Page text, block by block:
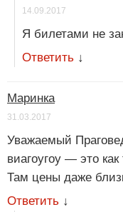
14.09.2017
Я билетами не
Ответить ↓
Маринка
31.03.2017
Уважаемый
виагоугоу — это
Там цены даже
Ответить ↓